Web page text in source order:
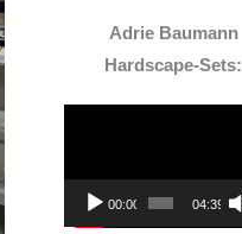
Adrie Baumann
Hardscape-Sets:
00:00 04:39